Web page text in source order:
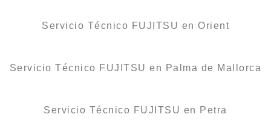
Servicio Técnico FUJITSU en Orient
Servicio Técnico FUJITSU en Palma de Mallorca
Servicio Técnico FUJITSU en Petra